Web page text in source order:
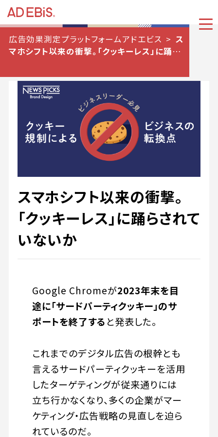
広告効果測定プラットフォームアドエビス
ス
マホシフト以来の衝撃。「クッキーレス」に踊らさ
スマホシフト以来の衝撃。
「クッキーレス」に踊らされて
いないか
Google Chromeが2023年末を目
途に「サードパーティクッキー」のサ
ポートを終了する と発表した。
これまでのデジタル広告の根幹とも
言えるサードパーティクッキーを活用
したターゲティングが従来通りには
立ち行かなくなり、多くの企業がマー
ケティング・広告戦略の見直しを迫ら
れているのだ。